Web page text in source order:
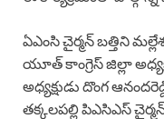
ఏఎంసి చైర్మన్ బత్తిని
యూత్ కాంగ్రెస్ జిల్లా
అధ్యక్షుడు దొంగ
తక్కలపల్లి పిఎసిఎస్